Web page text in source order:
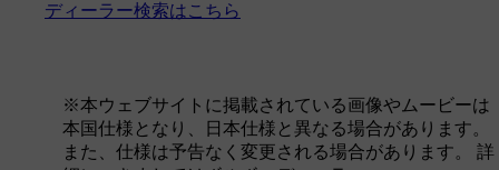
ディーラー検索はこちら
※本ウェブサイトに掲載されている画像やムービーは
本国仕様となり、日本仕様と異なる場合があります。
また、仕様は予告なく変更される場合があります。 詳